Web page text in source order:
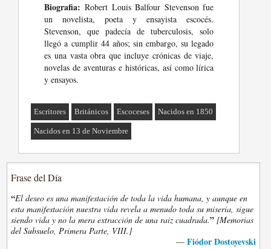
Biografia: Robert Louis Balfour Stevenson fue
un novelista, poeta y ensayista escocés.
Stevenson, que padecía de tuberculosis, solo
llegó a cumplir 44 años; sin embargo, su legado
es una vasta obra que incluye crónicas de viaje,
novelas de aventuras e históricas, así como lírica
y ensayos.
Escritores Británicos Escoceses Nacidos en 1850
Nacidos en 13 de Noviembre
Frase del Día
“El deseo es una manifestación de toda la vida humana, y aunque en
esta manifestación nuestra vida revela a menudo toda su miseria, sigue
siendo vida y no la mera extracción de una raiz cuadrada.” [Memorias
del Subsuelo, Primera Parte, VIII.]
— Fiódor Dostoyevski